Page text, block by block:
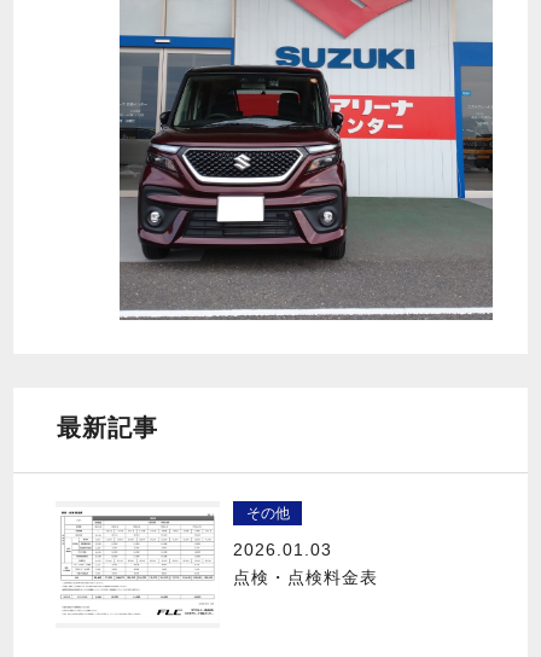
最新記事
その他
2026.01.03
点検・点検料金表